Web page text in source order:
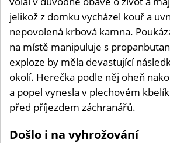
jelikož z domku vycházel kouř a
nepovolená krbová kamna.
na místě manipuluje s
exploze by měla devastující
okolí. Herečka podle něj oheň
a popel vynesla v plechovém
před příjezdem záchranářů.
Došlo i na vyhrožování